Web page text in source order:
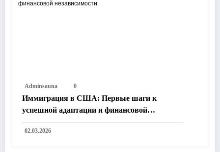
Adminsauna 0
Иммиграция в США: Первые шаги к
успешной адаптации и финансовой
независимости
02.03.2026